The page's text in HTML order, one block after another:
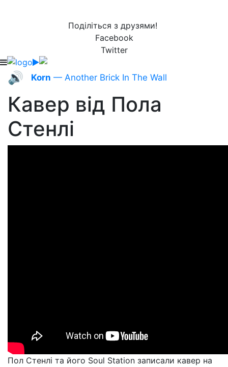
Поділіться з друзями!
Facebook
Twitter
🔊 Korn — Another Brick In The Wall
Кавер від Пола
Стенлі
Пол Стенлі та його Soul Station записали кавер на